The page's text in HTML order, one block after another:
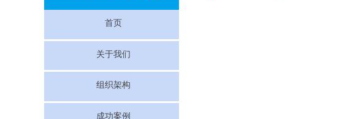
首页
关于我们
组织架构
成功案例